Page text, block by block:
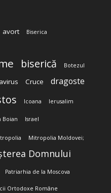
avort Biserica
biserică Botezul
Cruce dragoste
Icoana Ierusalim
Boian Israel
Mitropolia Moldovei;
Domnului
Patriarhia de la Moscova
Ortodoxe Române